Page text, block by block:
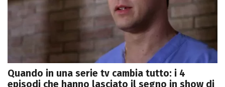
Quando in una serie tv cambia tutto: i 4
episodi che hanno lasciato il segno in show di